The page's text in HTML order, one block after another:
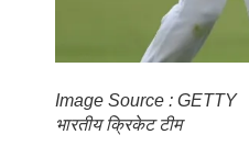
Image Source : GETTY
भारतीय क्रिकेट टीम